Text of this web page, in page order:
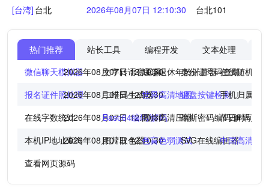
[台湾] 台北 2026年08月07日 12:10:30 台北101
热门推荐 站长工具 编程开发 文本处理
微信聊天模拟器2026年08月07日 12:10:30
文字转语音工具法定退休年龄计算器
身份证号码查询在线随机点
报名证件照处理2026年08月07日 12:10:30
二维码生成器世界高清地图键盘按键检测手机归属地
在线字数统计2026年08月07日 12:10:30
Base64编码/解码图片高清压缩摩斯密码编码/解码
节日时间倒
本机IP地址查询2026年08月07日 12:10:30
图片取色器色盲色弱测试SVG在线编辑器中国高清地
查看网页源码